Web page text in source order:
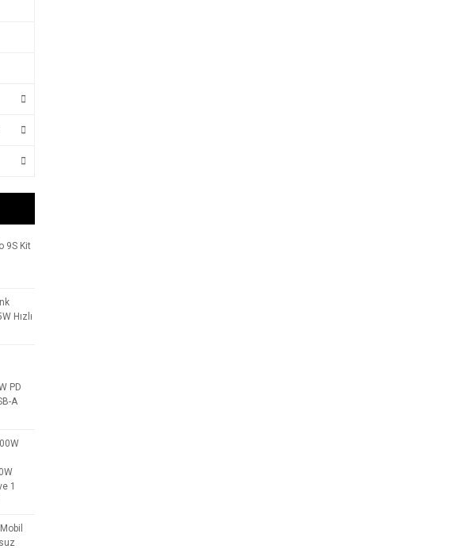
9S Kit
Hızlı
PD
A
1